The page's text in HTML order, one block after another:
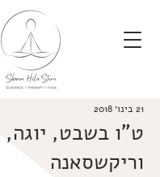
ט"ו בשבט, יוגה,
וריקשסאנה
21 בינו׳ 2018